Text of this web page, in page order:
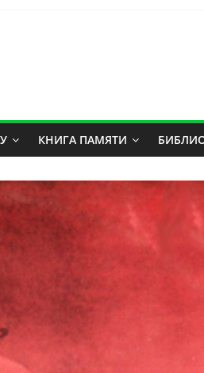
КНИГА ПАМЯТИ